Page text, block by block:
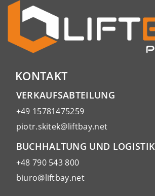
KONTAKT
VERKAUFSABTEILUNG
+49 15781475259
piotr.skitek@liftbay.net
BUCHHALTUNG UND LOGISTIK
+48 790 543 800
biuro@liftbay.net